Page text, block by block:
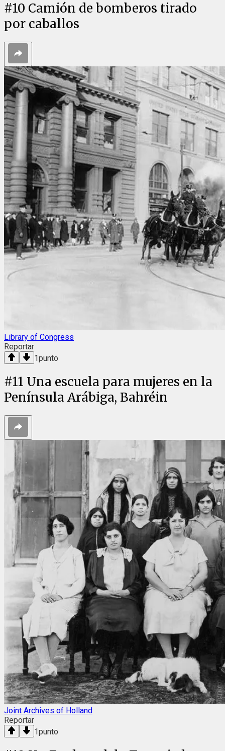
#10 Camión de bomberos tirado
por caballos
Library of Congress
Reportar
1punto
#11 Una escuela para mujeres en la
Península Arábiga, Bahréin
Joint Archives of Holland
Reportar
1punto